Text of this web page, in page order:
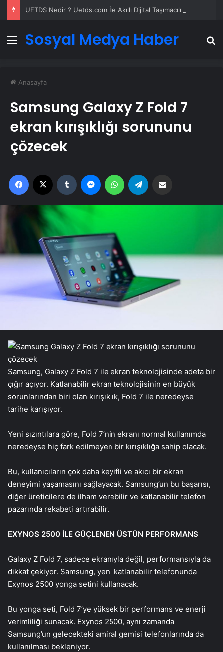
Menü
Sosyal Medya Haber
Anasayfa
Samsung Galaxy Z Fold 7
ekran kırışıklığı sorununu
çözecek
Facebook Tumblr MessengerWhatsApp
Samsung, Galaxy Z Fold 7 ile ekran teknolojisinde adeta bir
çığır açıyor. Katlanabilir ekran teknolojisinin en büyük
sorunlarından biri olan kırışıklık, Fold 7 ile neredeyse
tarihe karışıyor.
Yeni sızıntılara göre, Fold 7’nin ekranı normal kullanımda
neredeyse hiç fark edilmeyen bir kırışıklığa sahip olacak.
Bu, kullanıcıların çok daha keyifli ve akıcı bir ekran
deneyimi yaşamasını sağlayacak. Samsung’un bu başarısı,
diğer üreticilere de ilham verebilir ve katlanabilir telefon
pazarında rekabeti artırabilir.
EXYNOS 2500 İLE GÜÇLENEN ÜSTÜN PERFORMANS
Galaxy Z Fold 7, sadece ekranıyla değil, performansıyla da
dikkat çekiyor. Samsung, yeni katlanabilir telefonunda
Exynos 2500 yonga setini kullanacak.
Bu yonga seti, Fold 7’ye yüksek bir performans ve enerji
verimliliği sunacak. Exynos 2500, aynı zamanda
Samsung’un gelecekteki amiral gemisi telefonlarında da
kullanılması bekleniyor.